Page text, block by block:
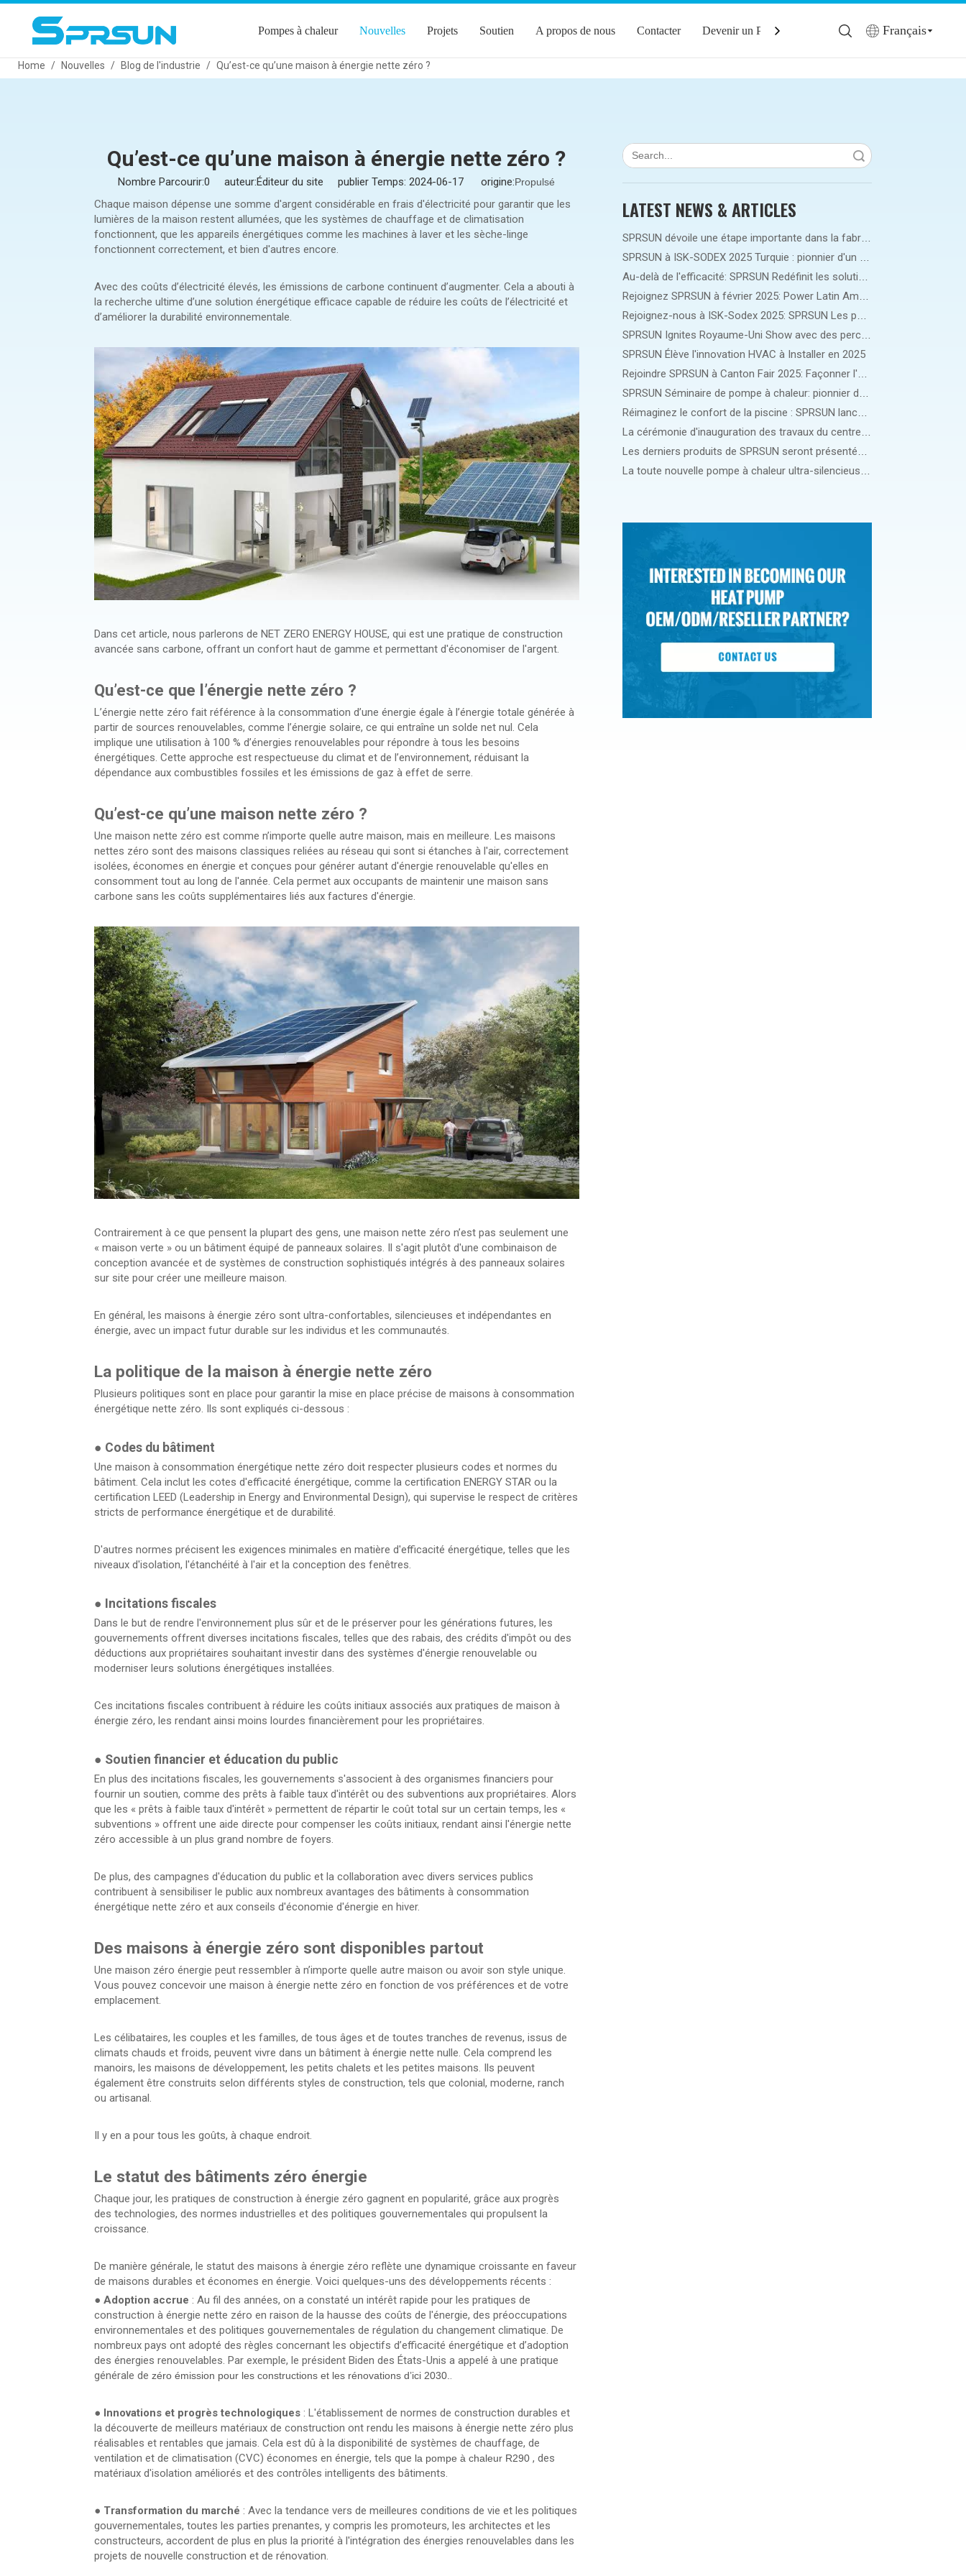
Pompes à chaleur Nouvelles Projets Soutien A propos de nous Contacter Devenir un Partenaire Français
Home / Nouvelles / Blog de l'industrie / Qu’est-ce qu’une maison à énergie nette zéro ?
Qu’est-ce qu’une maison à énergie nette zéro ?
Nombre Parcourir:0 auteur:Éditeur du site publier Temps: 2024-06-17 origine:Propulsé
Chaque maison dépense une somme d'argent considérable en frais d'électricité pour garantir que les
lumières de la maison restent allumées, que les systèmes de chauffage et de climatisation
fonctionnent, que les appareils énergétiques comme les machines à laver et les sèche-linge
fonctionnent correctement, et bien d'autres encore.
Avec des coûts d’électricité élevés, les émissions de carbone continuent d’augmenter. Cela a abouti à
la recherche ultime d’une solution énergétique efficace capable de réduire les coûts de l’électricité et
d’améliorer la durabilité environnementale.
Dans cet article, nous parlerons de NET ZERO ENERGY HOUSE, qui est une pratique de construction
avancée sans carbone, offrant un confort haut de gamme et permettant d'économiser de l'argent.
Qu’est-ce que l’énergie nette zéro ?
L’énergie nette zéro fait référence à la consommation d’une énergie égale à l’énergie totale générée à
partir de sources renouvelables, comme l’énergie solaire, ce qui entraîne un solde net nul. Cela
implique une utilisation à 100 % d’énergies renouvelables pour répondre à tous les besoins
énergétiques. Cette approche est respectueuse du climat et de l’environnement, réduisant la
dépendance aux combustibles fossiles et les émissions de gaz à effet de serre.
Qu’est-ce qu’une maison nette zéro ?
Une maison nette zéro est comme n’importe quelle autre maison, mais en meilleure. Les maisons
nettes zéro sont des maisons classiques reliées au réseau qui sont si étanches à l'air, correctement
isolées, économes en énergie et conçues pour générer autant d'énergie renouvelable qu'elles en
consomment tout au long de l'année. Cela permet aux occupants de maintenir une maison sans
carbone sans les coûts supplémentaires liés aux factures d'énergie.
Contrairement à ce que pensent la plupart des gens, une maison nette zéro n’est pas seulement une
« maison verte » ou un bâtiment équipé de panneaux solaires. Il s'agit plutôt d'une combinaison de
conception avancée et de systèmes de construction sophistiqués intégrés à des panneaux solaires
sur site pour créer une meilleure maison.
En général, les maisons à énergie zéro sont ultra-confortables, silencieuses et indépendantes en
énergie, avec un impact futur durable sur les individus et les communautés.
La politique de la maison à énergie nette zéro
Plusieurs politiques sont en place pour garantir la mise en place précise de maisons à consommation
énergétique nette zéro. Ils sont expliqués ci-dessous :
● Codes du bâtiment
Une maison à consommation énergétique nette zéro doit respecter plusieurs codes et normes du
bâtiment. Cela inclut les cotes d'efficacité énergétique, comme la certification ENERGY STAR ou la
certification LEED (Leadership in Energy and Environmental Design), qui supervise le respect de critères
stricts de performance énergétique et de durabilité.
D'autres normes précisent les exigences minimales en matière d'efficacité énergétique, telles que les
niveaux d'isolation, l'étanchéité à l'air et la conception des fenêtres.
● Incitations fiscales
Dans le but de rendre l'environnement plus sûr et de le préserver pour les générations futures, les
gouvernements offrent diverses incitations fiscales, telles que des rabais, des crédits d'impôt ou des
déductions aux propriétaires souhaitant investir dans des systèmes d'énergie renouvelable ou
moderniser leurs solutions énergétiques installées.
Ces incitations fiscales contribuent à réduire les coûts initiaux associés aux pratiques de maison à
énergie zéro, les rendant ainsi moins lourdes financièrement pour les propriétaires.
● Soutien financier et éducation du public
En plus des incitations fiscales, les gouvernements s'associent à des organismes financiers pour
fournir un soutien, comme des prêts à faible taux d'intérêt ou des subventions aux propriétaires. Alors
que les « prêts à faible taux d'intérêt » permettent de répartir le coût total sur un certain temps, les «
subventions » offrent une aide directe pour compenser les coûts initiaux, rendant ainsi l'énergie nette
zéro accessible à un plus grand nombre de foyers.
De plus, des campagnes d'éducation du public et la collaboration avec divers services publics
contribuent à sensibiliser le public aux nombreux avantages des bâtiments à consommation
énergétique nette zéro et aux conseils d'économie d'énergie en hiver.
Des maisons à énergie zéro sont disponibles partout
Une maison zéro énergie peut ressembler à n’importe quelle autre maison ou avoir son style unique.
Vous pouvez concevoir une maison à énergie nette zéro en fonction de vos préférences et de votre
emplacement.
Les célibataires, les couples et les familles, de tous âges et de toutes tranches de revenus, issus de
climats chauds et froids, peuvent vivre dans un bâtiment à énergie nette nulle. Cela comprend les
manoirs, les maisons de développement, les petits chalets et les petites maisons. Ils peuvent
également être construits selon différents styles de construction, tels que colonial, moderne, ranch
ou artisanal.
Il y en a pour tous les goûts, à chaque endroit.
Le statut des bâtiments zéro énergie
Chaque jour, les pratiques de construction à énergie zéro gagnent en popularité, grâce aux progrès
des technologies, des normes industrielles et des politiques gouvernementales qui propulsent la
croissance.
De manière générale, le statut des maisons à énergie zéro reflète une dynamique croissante en faveur
de maisons durables et économes en énergie. Voici quelques-uns des développements récents :
● Adoption accrue : Au fil des années, on a constaté un intérêt rapide pour les pratiques de
construction à énergie nette zéro en raison de la hausse des coûts de l'énergie, des préoccupations
environnementales et des politiques gouvernementales de régulation du changement climatique. De
nombreux pays ont adopté des règles concernant les objectifs d’efficacité énergétique et d’adoption
des énergies renouvelables. Par exemple, le président Biden des États-Unis a appelé à une pratique
générale de zéro émission pour les constructions et les rénovations d’ici 2030..
● Innovations et progrès technologiques : L'établissement de normes de construction durables et
la découverte de meilleurs matériaux de construction ont rendu les maisons à énergie nette zéro plus
réalisables et rentables que jamais. Cela est dû à la disponibilité de systèmes de chauffage, de
ventilation et de climatisation (CVC) économes en énergie, tels que la pompe à chaleur R290 , des
matériaux d'isolation améliorés et des contrôles intelligents des bâtiments.
● Transformation du marché : Avec la tendance vers de meilleures conditions de vie et les politiques
gouvernementales, toutes les parties prenantes, y compris les promoteurs, les architectes et les
constructeurs, accordent de plus en plus la priorité à l'intégration des énergies renouvelables dans les
projets de nouvelle construction et de rénovation.
LATEST NEWS & ARTICLES
SPRSUN dévoile une étape importante dans la fabrication intelligente 5G, ouvrant la voie à une nouvelle ère de partenariat
SPRSUN Élève l'innovation HVAC à Installer en 2025